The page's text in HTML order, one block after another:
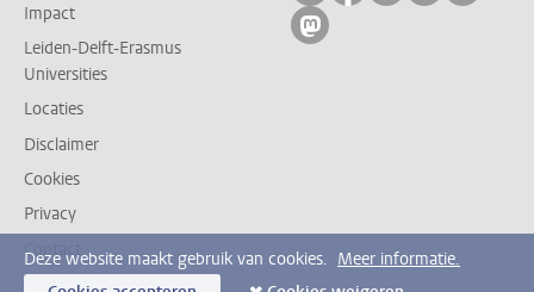
Impact
Leiden-Delft-Erasmus
Universities
Locaties
Disclaimer
Cookies
Privacy
Contact
Volg ons op mastodon
Deze website maakt gebruik van cookies. Meer informatie.